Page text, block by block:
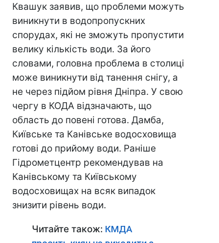
Квашук заявив, що проблеми можуть
виникнути в водопропускних
спорудах, які не зможуть пропустити
велику кількість води. За його
словами, головна проблема в столиці
може виникнути від танення снігу, а
не через підйом рівня Дніпра. У свою
чергу в КОДА відзначають, що
область до повені готова. Дамба,
Київське та Канівське водосховища
готові до прийому води. Раніше
Гідрометцентр рекомендував на
Канівському та Київському
водосховищах на всяк випадок
знизити рівень води.
Читайте також: КМДА